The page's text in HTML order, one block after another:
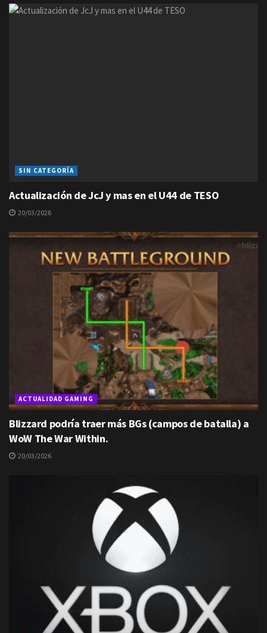
SIN CATEGORÍA
Actualización de JcJ y mas en el U44 de TESO
20/03/2026
ACTUALIDAD GAMING
Blizzard podría traer más BGs (campos de batalla) a
WoW The War Within.
20/03/2026